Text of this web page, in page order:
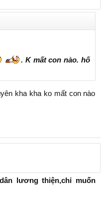
. K mất con nào. hố
kha kha ko mất con nào
lương thiện,chỉ muốn